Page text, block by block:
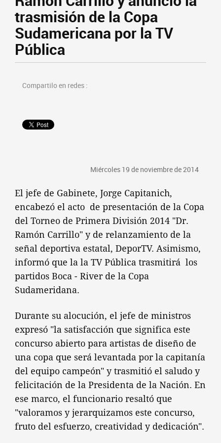
trasmisión de la Copa
Sudamericana por la TV
Pública
Compartilo en redes :
Miércoles 19 de noviembre de 2014
El jefe de Gabinete, Jorge Capitanich,
encabezó el acto de presentación de la Copa
del Torneo de Primera División 2014 "Dr.
Ramón Carrillo" y de relanzamiento de la
señal deportiva estatal, DeporTV. Asimismo,
informó que la la TV Pública trasmitirá los
partidos Boca - River de la Copa
Sudameridana.
Durante su alocución, el jefe de ministros
expresó "la satisfacción que significa este
concurso abierto para artistas de diseño de
una copa que será levantada por la capitanía
del equipo campeón" y trasmitió el saludo y
felicitación de la Presidenta de la Nación. En
ese marco, el funcionario resaltó que
"valoramos y jerarquizamos este concurso,
fruto del esfuerzo, creatividad y dedicación".